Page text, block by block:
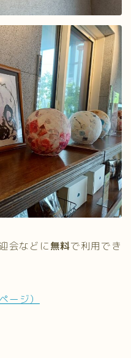
会などに無料で利用でき
ージ）